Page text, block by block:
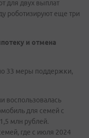
для двух выплат
роботизируют еще три
и отмена
33 меры поддержки,
воспользовалась
для семей с
млн рублей.
где с июля 2024